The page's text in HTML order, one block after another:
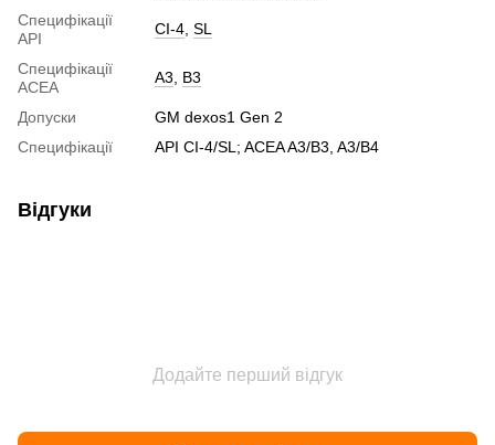
Специфікації
API
CI-4 SL
Специфікації
ACEA
A3 B3
Допуски
GM dexos1 Gen 2
Специфікації
API CI-4/SL; ACEA A3/B3, A3/B4
Відгуки
Додайте перший відгук